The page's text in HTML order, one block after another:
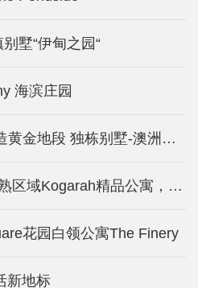
墅“伊甸之园“
海滨庄园
Kellyville | Metro打造黄金地段 独栋别墅-澳洲悉尼新楼盘
Monument | 悉尼成熟区域Kogarah精品公寓，两房仅75万澳币起！
花园白领公寓The Finery
新地标